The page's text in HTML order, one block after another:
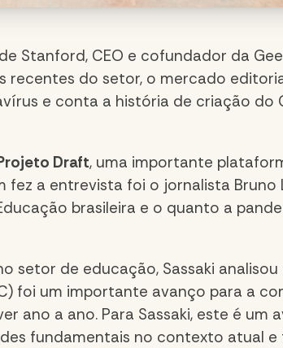
Stanford, CEO e cofundador da
recentes do setor, o mercado
e conta a história de criação do
Draft, uma importante
a entrevista foi o jornalista Bruno
brasileira e o quanto a
setor de educação, Sassaki
foi um importante avanço para a
ano a ano. Para Sassaki, este é um
fundamentais no contexto atual e